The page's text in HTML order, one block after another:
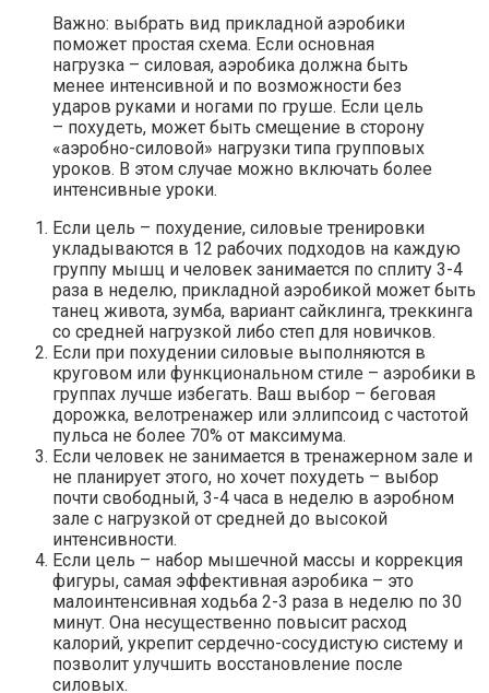
Важно: выбрать вид прикладной аэробики
поможет простая схема. Если основная
нагрузка – силовая, аэробика должна быть
менее интенсивной и по возможности без
ударов руками и ногами по груше. Если цель
– похудеть, может быть смещение в сторону
«аэробно-силовой» нагрузки типа групповых
уроков. В этом случае можно включать более
интенсивные уроки.
Если цель – похудение, силовые тренировки
укладываются в 12 рабочих подходов на каждую
группу мышц и человек занимается по сплиту 3-4
раза в неделю, прикладной аэробикой может быть
танец живота, зумба, вариант сайклинга, треккинга
со средней нагрузкой либо степ для новичков.
Если при похудении силовые выполняются в
круговом или функциональном стиле – аэробики в
группах лучше избегать. Ваш выбор – беговая
дорожка, велотренажер или эллипсоид с частотой
пульса не более 70% от максимума.
Если человек не занимается в тренажерном зале и
не планирует этого, но хочет похудеть – выбор
почти свободный, 3-4 часа в неделю в аэробном
зале с нагрузкой от средней до высокой
интенсивности.
Если цель – набор мышечной массы и коррекция
фигуры, самая эффективная аэробика – это
малоинтенсивная ходьба 2-3 раза в неделю по 30
минут. Она несущественно повысит расход
калорий, укрепит сердечно-сосудистую систему и
позволит улучшить восстановление после
силовых.